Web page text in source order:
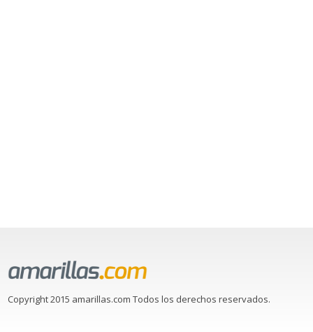
Copyright 2015 amarillas.com Todos los derechos reservados.